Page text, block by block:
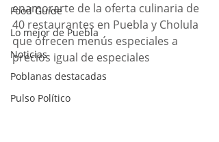
Food Guide
Lo mejor de Puebla
Noticias
Poblanas destacadas
Pulso Político
enamorarte de la oferta culinaria de
40 restaurantes en Puebla y Cholula
que ofrecen menús especiales a
precios igual de especiales